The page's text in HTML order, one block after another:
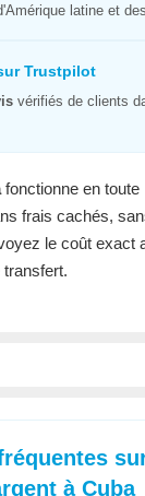
latine et
Trustpilot
vérifiés de clients
fonctionne en toute
frais cachés,
le coût exact
à Cuba